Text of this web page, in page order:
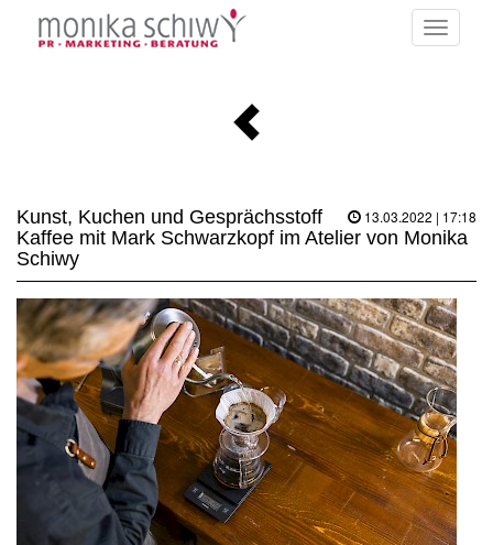
Toggle
13.03.2022 | 17:18
Kunst, Kuchen und Gesprächsstoff
Kaffee mit Mark Schwarzkopf im Atelier von Monika
Schiwy